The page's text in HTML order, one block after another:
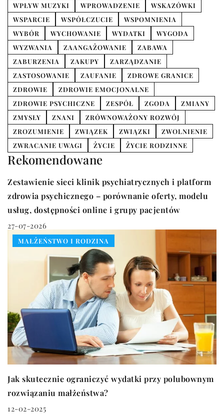
WPŁYW MUZYKI
WPROWADZENIE
WSKAZÓWKI
WSPARCIE
WSPÓŁCZUCIE
WSPOMNIENIA
WYBÓR
WYCHOWANIE WYDATKI
WYGODA
WYZWANIA
ZAANGAŻOWANIE
ZABAWA
ZABURZENIA
ZAKUPY
ZARZĄDZANIE
ZASTOSOWANIE
ZAUFANIE
ZDROWE GRANICE
ZDROWIE
ZDROWIE EMOCJONALNE
ZDROWIE PSYCHICZNE
ZESPÓŁ ZGODA
ZMIANY
ZMYSŁY
ZNANI
ZRÓWNOWAŻONY ROZWÓJ
ZROZUMIENIE
ZWIĄZEK ZWIĄZKI
ZWOLNIENIE
ZWRACANIE UWAGI
ŻYCIE ŻYCIE RODZINNE
Rekomendowane
INNE
Zestawienie sieci klinik psychiatrycznych i platform
zdrowia psychicznego – porównanie oferty, modelu
usług, dostępności online i grupy pacjentów
27-07-2026
MAŁŻEŃSTWO I RODZINA
Jak skutecznie ograniczyć wydatki przy polubownym
rozwiązaniu małżeństwa?
12-02-2025